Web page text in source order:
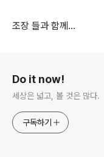
조장 들과 함께...
Do it now!
세상은 넓고, 볼 것은 많다.
구독하기